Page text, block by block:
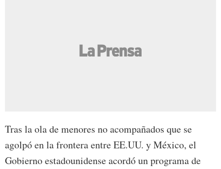
Tras la ola de menores no acompañados que se
agolpó en la frontera entre EE.UU. y México, el
Gobierno estadounidense acordó un programa de